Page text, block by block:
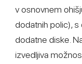
v osnovnem
dodatnih polic),
dodatne diske.
izvedljiva